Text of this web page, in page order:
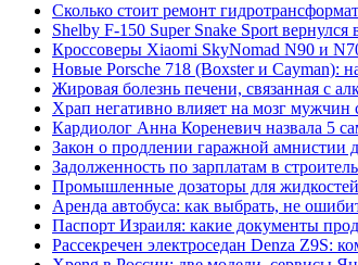
Сколько стоит ремонт
Shelby F-150 Super Snake Sport вернулся
Кроссоверы Xiaomi SkyNomad N90 и
Новые Porsche 718 (Boxster и Cayman):
Жировая болезнь печени, связанная с
Храп негативно влияет на мозг мужчин
Кардиолог Анна Кореневич назвала 5
Закон о продлении гаражной амнистии
Задолженность по зарплатам в
Промышленные дозаторы для
Аренда автобуса: как выбрать, не
Паспорт Израиля: какие документы
Рассекречен электроседан Denza Z9S: